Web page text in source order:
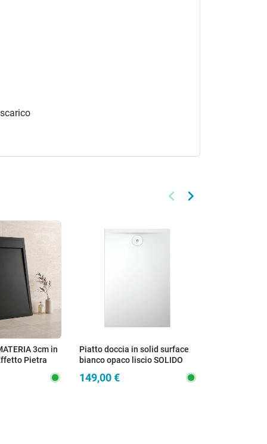
Precedente
keyboard_arrow_left Successivo
keyboard_arrow_right
3cm in
Pietra
Piatto doccia in solid surface
bianco opaco liscio SOLIDO
149,00 €